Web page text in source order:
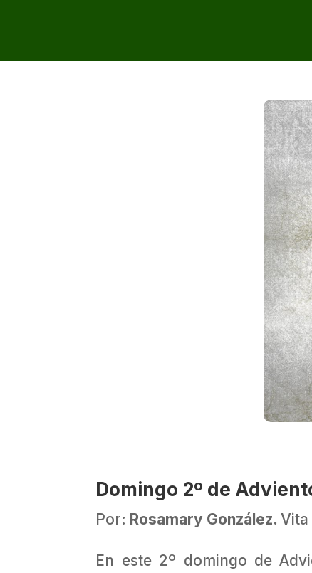
Domingo 2º de
Por: Rosamary González.
En este 2º domingo de